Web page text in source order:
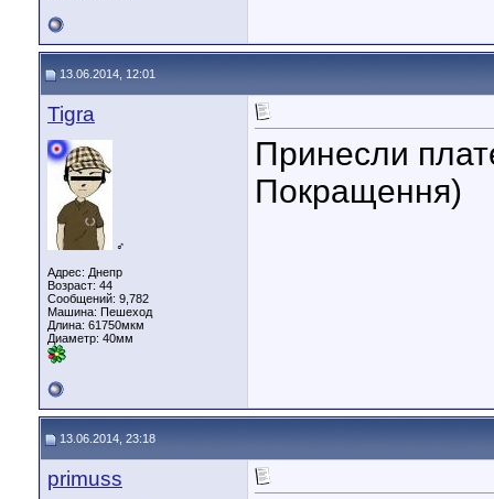
13.06.2014, 12:01
Tigra
♂
Адрес: Днепр
Возраст: 44
Сообщений: 9,782
Машина: Пешеход
Длина: 61750мкм
Диаметр: 40мм
Принесли
Покращення)
13.06.2014, 23:18
primuss